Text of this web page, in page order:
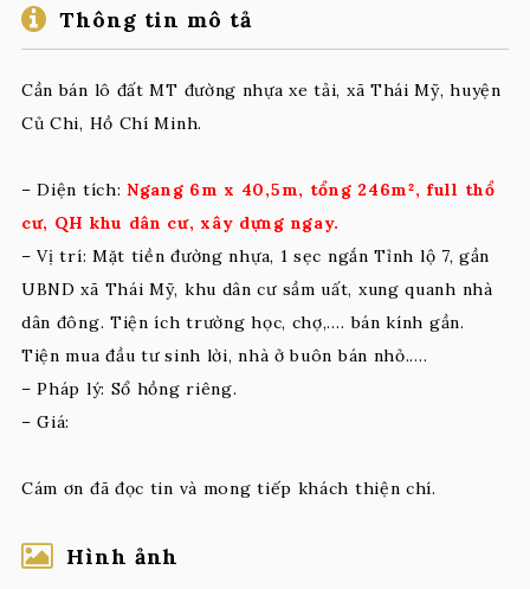
Thông tin mô tả
Cần bán lô đất MT đường nhựa xe tải, xã Thái Mỹ, huyện
Củ Chi, Hồ Chí Minh.
– Diện tích:Ngang 6m x 40,5m, tổng 246m², full thổ
cư, QH khu dân cư, xây dựng ngay.
– Vị trí: Mặt tiền đường nhựa, 1 sẹc ngắn Tỉnh lộ 7, gần
UBND xã Thái Mỹ, khu dân cư sầm uất, xung quanh nhà
dân đông. Tiện ích trường học, chợ,…. bán kính gần.
Tiện mua đầu tư sinh lời, nhà ở buôn bán nhỏ.….
– Pháp lý: Sổ hồng riêng.
– Giá:
Cám ơn đã đọc tin và mong tiếp khách thiện chí.
Hình ảnh